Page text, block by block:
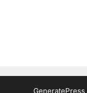
GeneratePress